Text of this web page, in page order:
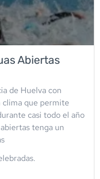
Abiertas
de Huelva con
clima que permite
casi todo el año
tenga un
.